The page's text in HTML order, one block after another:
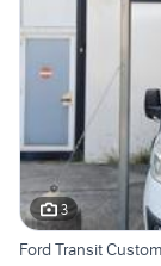
3
Ford Transit